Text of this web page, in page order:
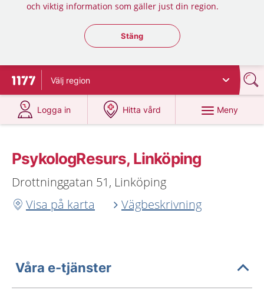
och viktig information som gäller just din region.
Stäng regionsväljaren
Stäng
Till startsidan för 1177
Välj region
Logga in
på 1177.se
Hitta vård
på 1177.se
Meny
PsykologResurs, Linköping
Drottninggatan 51, Linköping
Visa på karta
Vägbeskrivning
Våra e-tjänster